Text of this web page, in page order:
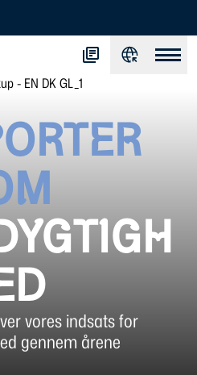
vores indsats for
gennem årene